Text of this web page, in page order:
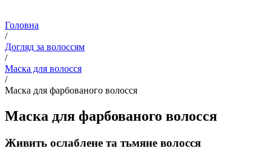
Головна
/
Догляд за волоссям
/
Маска для волосся
/
Маска для фарбованого волосся
Маска для фарбованого волосся
Живить ослаблене та тьмяне волосся